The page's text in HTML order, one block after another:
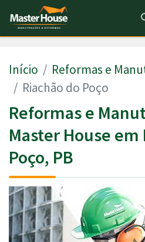
Início Reformas e
Riachão do Poço
Reformas e
Master House em
Poço, PB